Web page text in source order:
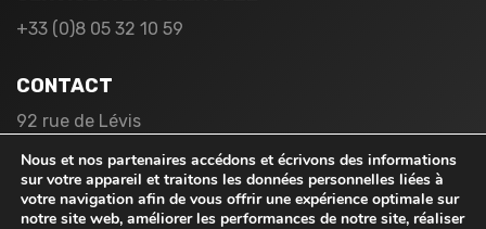
+33 (0)8 05 32 10 59
CONTACT
92 rue de Lévis
France
Nous et nos partenaires accédons et écrivons des informations
sur votre appareil et traitons les données personnelles liées à
votre navigation afin de vous offrir une expérience optimale sur
notre site web, améliorer les performances de notre site, réaliser